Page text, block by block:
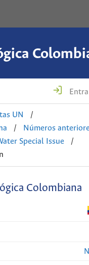
UN
/
/
Números
Special Issue
/
Colombiana